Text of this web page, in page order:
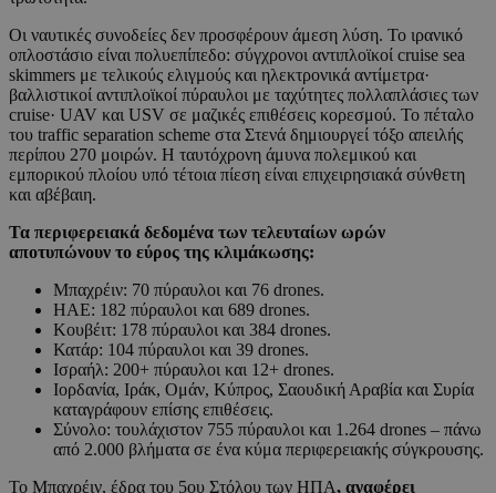
Οι ναυτικές συνοδείες δεν προσφέρουν άμεση λύση. Το ιρανικό
οπλοστάσιο είναι πολυεπίπεδο: σύγχρονοι αντιπλοϊκοί cruise sea
skimmers με τελικούς ελιγμούς και ηλεκτρονικά αντίμετρα·
βαλλιστικοί αντιπλοϊκοί πύραυλοι με ταχύτητες πολλαπλάσιες των
cruise· UAV και USV σε μαζικές επιθέσεις κορεσμού. Το πέταλο
του traffic separation scheme στα Στενά δημιουργεί τόξο απειλής
περίπου 270 μοιρών. Η ταυτόχρονη άμυνα πολεμικού και
εμπορικού πλοίου υπό τέτοια πίεση είναι επιχειρησιακά σύνθετη
και αβέβαιη.
Τα περιφερειακά δεδομένα των τελευταίων ωρών
αποτυπώνουν το εύρος της κλιμάκωσης:
Μπαχρέιν: 70 πύραυλοι και 76 drones.
ΗΑΕ: 182 πύραυλοι και 689 drones.
Κουβέιτ: 178 πύραυλοι και 384 drones.
Κατάρ: 104 πύραυλοι και 39 drones.
Ισραήλ: 200+ πύραυλοι και 12+ drones.
Ιορδανία, Ιράκ, Ομάν, Κύπρος, Σαουδική Αραβία και Συρία
καταγράφουν επίσης επιθέσεις.
Σύνολο: τουλάχιστον 755 πύραυλοι και 1.264 drones – πάνω
από 2.000 βλήματα σε ένα κύμα περιφερειακής σύγκρουσης.
Το Μπαχρέιν, έδρα του 5ου Στόλου των ΗΠΑ, αναφέρει